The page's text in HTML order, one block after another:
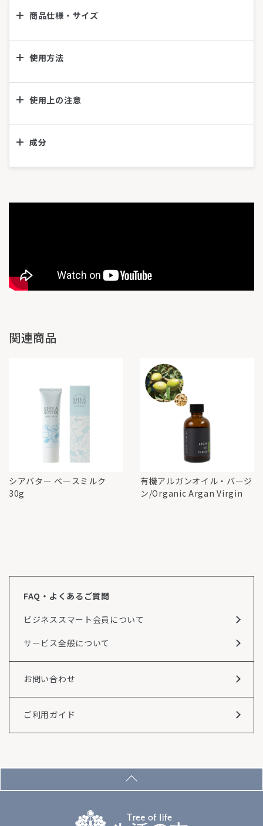
商品仕様・サイズ
使用方法
使用上の注意
成分
関連商品
シアバター ベースミルク
30g
有機アルガンオイル・バージ
ン/Organic Argan Virgin
FAQ・よくあるご質問
ビジネススマート会員について
サービス全般について
お問い合わせ
ご利用ガイド